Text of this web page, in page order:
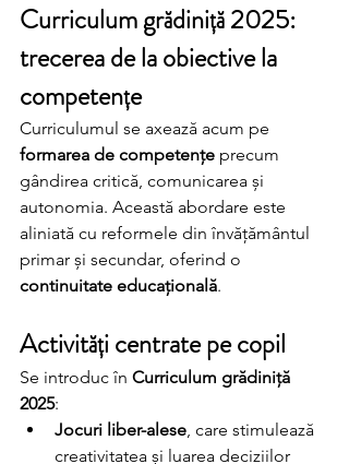
Curriculum grădiniță 2025:
trecerea de la obiective la
competențe
Curriculumul se axează acum pe
formarea de competențe precum
gândirea critică, comunicarea și
autonomia. Această abordare este
aliniată cu reformele din învățământul
primar și secundar, oferind o
continuitate educațională.
Activități centrate pe copil
Se introduc în Curriculum grădiniță
2025:
Jocuri liber-alese, care stimulează
creativitatea și luarea deciziilor